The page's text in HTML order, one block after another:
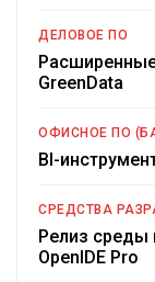
ДЕЛОВОЕ ПО
GreenData
ОФИСНОЕ ПО
BI-
СРЕДСТВА
Релиз среды
OpenIDE Pro